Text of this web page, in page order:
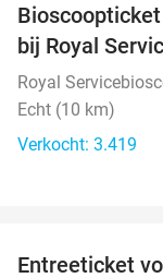
bij Royal
Royal
Echt (10 km)
Verkocht: 3.419
Entreeticket